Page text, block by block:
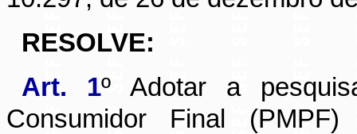
RESOLVE:
Art. 1º Adotar a
Consumidor Final